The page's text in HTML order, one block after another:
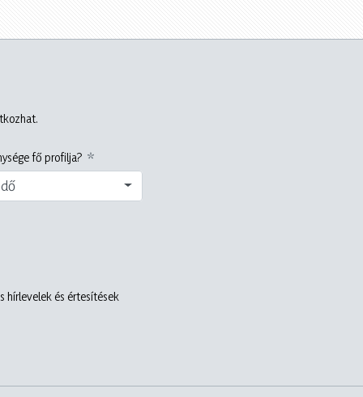
fő profilja?
hírlevelek és értesítések